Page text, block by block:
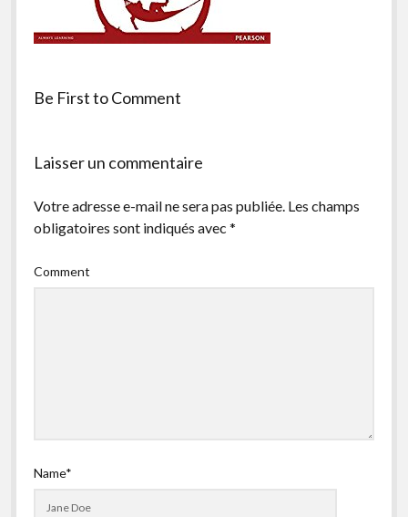
facebookinstagram
youtubeemail-
form
Be First to Comment
Laisser un commentaire
Votre adresse e-mail ne sera pas publiée. Les champs
obligatoires sont indiqués avec *
Comment
Name*